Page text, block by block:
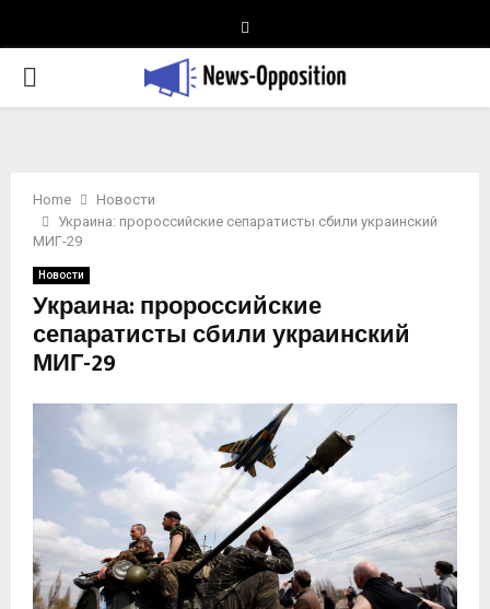
PRIMARY
Home
Новости
Украина: пророссийские сепаратисты сбили украинский
МИГ-29
Новости
Украина: пророссийские
сепаратисты сбили украинский
МИГ-29